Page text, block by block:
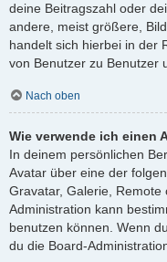
deine Beitragszahl oder
andere, meist größere,
handelt sich hierbei in der
von Benutzer zu Benutzer
Nach oben
Wie verwende ich einen
In deinem persönlichen
Avatar über eine der
Gravatar, Galerie,
Administration kann
benutzen können. Wenn
du die Board-